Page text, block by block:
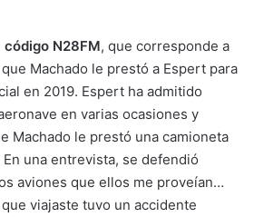
código N28FM, que corresponde a
que Machado le prestó a Espert para
en 2019. Espert ha admitido
en varias ocasiones y
Machado le prestó una camioneta
una entrevista, se defendió
aviones que ellos me proveían…
viajaste tuvo un accidente